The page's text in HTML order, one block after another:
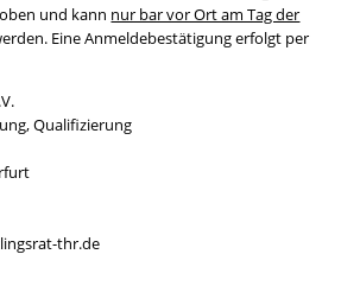
und kann nur bar vor Ort am Tag der
Eine Anmeldebestätigung erfolgt per
Qualifizierung
thr.de